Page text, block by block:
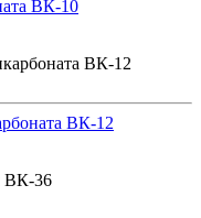
ВК-10
ВК-12